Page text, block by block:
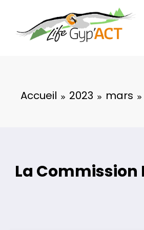
contenu
Accueil 2023 mars
La Commission